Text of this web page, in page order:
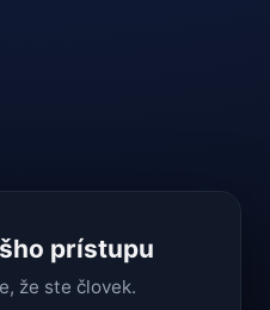
prístupu
že ste človek.